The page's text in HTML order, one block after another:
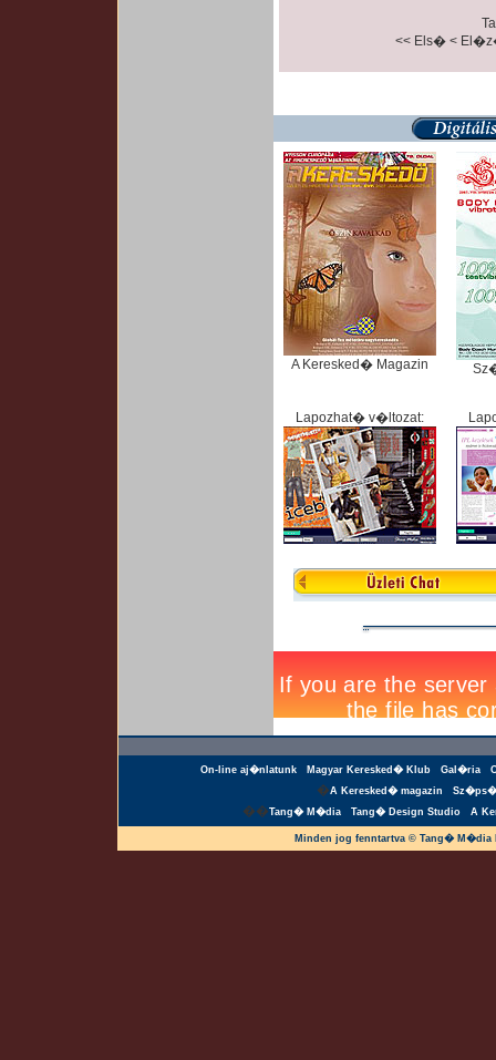
<< Els� <
A Keresked� Magazin
Lapozhat� v�ltozat:
On-line aj�nlatunk Magyar Keresked� Klub Gal�ria
�A Keresked� magazin
��Tang� M�dia Tang� Design Studio A
Minden jog fenntartva © Tang�